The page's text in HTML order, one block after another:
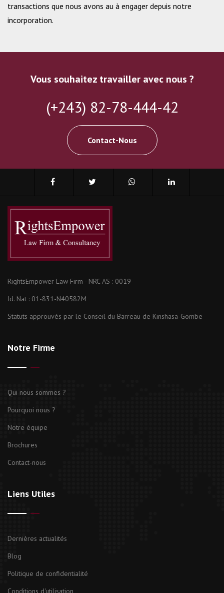
transactions que nous avons au à engager depuis notre
incorporation.
Vous souhaitez travailler avec nous ?
(+243) 82-78-444-42
Contact-Nous
RightsEmpower Law Firm - NRC AS : 0019
Id. Nat : 01-831-N40582M
Statuts approuvés par le Conseil du Barreau de Kinshasa-Gombe
Notre Firme
Qui nous sommes ?
Pourquoi nous ?
Notre équipe
Brochures
Contact-nous
Liens Utiles
Dernières actualités
Blog
Politique de confidentialité
Conditions d'utilisation